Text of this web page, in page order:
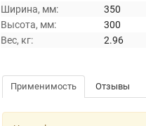
Ширина, мм:
350
Высота, мм:
300
Вес, кг:
2.96
Применимость Отзывы